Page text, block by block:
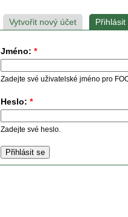
Vytvořit nový účet Přihlásit
Jméno: *
Zadejte své uživatelské jméno pro
Heslo: *
Zadejte své heslo.